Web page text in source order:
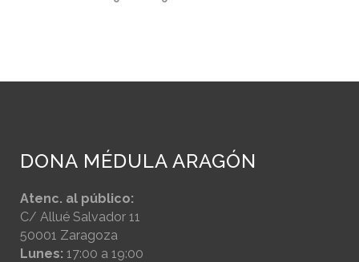
DONA MÉDULA ARAGÓN
Atenc. al público:
C/ Allué Salvador 11
50001 Zaragoza
Lunes: 17:00 a 19:00